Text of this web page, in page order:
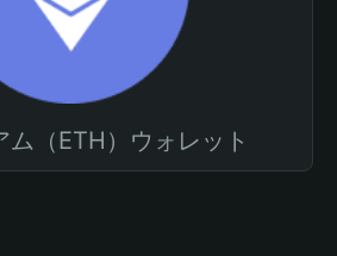
ム（ETH）ウォレット